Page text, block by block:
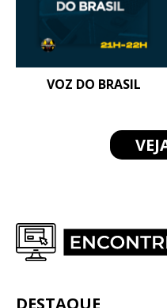
VOZ DO BRASIL